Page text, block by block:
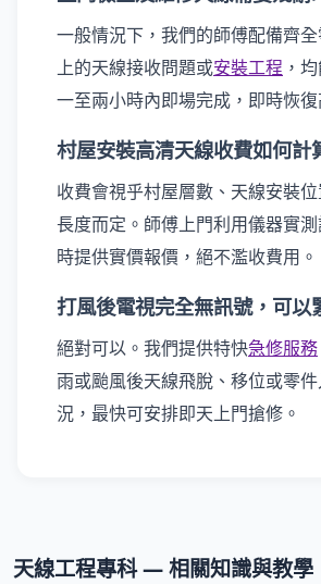
一般情況下，我們的師傅配備齊
上的天線接收問題或安裝工程 ，
一至兩小時內即場完成，即時恢復
村屋安裝高清天線收費如何計
收費會視乎村屋層數、天線安裝
長度而定。師傅上門利用儀器實
時提供實價報價，絕不濫收費用。
打風後電視完全無訊號，可以
絕對可以。我們提供特快急修服務
雨或颱風後天線飛脫、移位或零
況，最快可安排即天上門搶修。
天線工程專科 — 相關知識與教學